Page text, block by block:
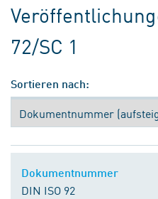
72/SC 1
Sortieren nach:
DIN ISO 92